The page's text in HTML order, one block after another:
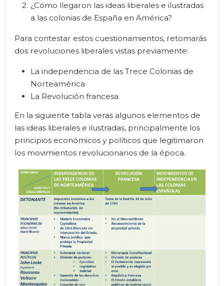
¿Cómo llegaron las ideas liberales e ilustradas
a las colonias de España en América?
Para contestar estos cuestionamientos, retomarás
dos revoluciones liberales vistas previamente:
La independencia de las Trece Colonias de
Norteamérica
La Revolución francesa
En la siguiente tabla veras algunos elementos de
las ideas liberales e ilustradas, principalmente los
principios económicos y políticos que legitimaron
los movimientos revolucionarios de la época.